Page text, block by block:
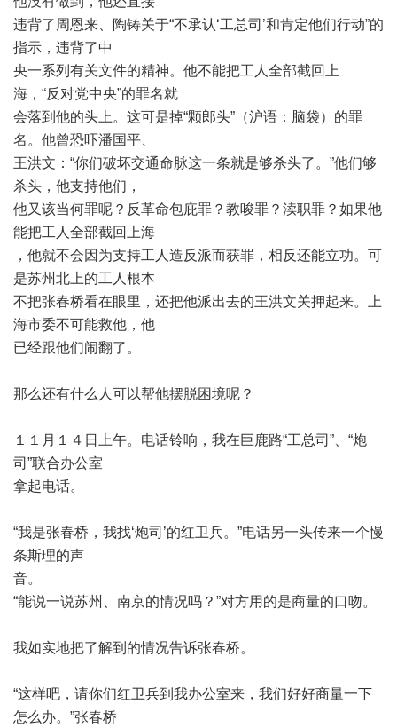
违背了周恩来、陶铸关于“不承认‘工总司 ’和肯定他们行动”的
指示，违背了中
央一系列有关文件的精神。他不能把工人全部截回上
海， “反对党中央”的罪名就
会落到他的头上。这可是掉“颗郎头” （沪语：脑袋）的罪
名。他曾恐吓潘国平、
王洪文： “你们破坏交通命脉这一条就是够杀头了。 ”他们够
杀头，他支持他们，
他又该当何罪呢？反革命包庇罪？教唆罪？渎职罪？如果他
能把工人全部截回上海
，他就不会因为支持工人造反派而获罪，相反还能立功。可
是苏州北上的工人根本
不把张春桥看在眼里，还把他派出去的王洪文关押起来。上
海市委不可能救他，他
已经跟他们闹翻了。
那么还有什么人可以帮他摆脱困境呢？
１１月１４日上午。电话铃响，我在巨鹿路“工总司 ” “炮
司 ”联合办公室
拿起电话。
“我是张春桥，我找‘炮司 ’的红卫兵。 ”电话另一头传来一个慢
条斯理的声
音。
“能说一说苏州、南京的情况吗？ ”对方用的是商量的口吻。
我如实地把了解到的情况告诉张春桥。
“这样吧，请你们红卫兵到我办公室来，我们好好商量一下
怎么办。 ”张春桥